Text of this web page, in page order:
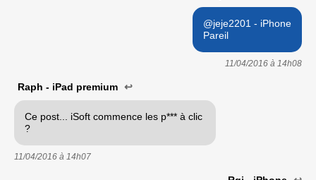
@jeje2201 - iPhone
Pareil
11/04/2016 à 14h08
Raph - iPad premium ↩
Ce post... iSoft commence les p*** à clic
?
11/04/2016 à 14h07